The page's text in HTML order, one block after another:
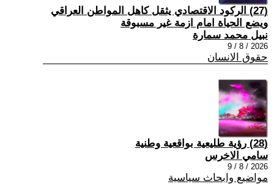
(27) الركود الاقتصادي يثقل كاهل المواطن العراقي
ويضع الحياة امام ازمة غير مسبوقة
نبيل محمد سمارة
2026 / 8 / 9
حقوق الانسان
(28) رؤية طليعية بواقعية وطنية
سامي الاخرس
2026 / 8 / 9
مواضيع وابحاث سياسية